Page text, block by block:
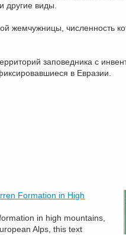
другие виды.
жемчужницы, численность
заповедника с
в Евразии.
Formation in High
in high mountains,
Alps, this text